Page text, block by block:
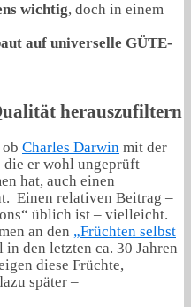
wichtig, doch in einem
auf universelle GÜTE-
herauszufiltern
Charles Darwin mit der
die er wohl ungeprüft
hat, auch einen
Einen relativen Beitrag –
üblich ist – vielleicht.
an den „Früchten selbst
den letzten ca. 30 Jahren
diese Früchte,
später –